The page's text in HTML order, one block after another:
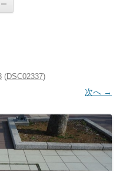
(DSC02337)
次へ →